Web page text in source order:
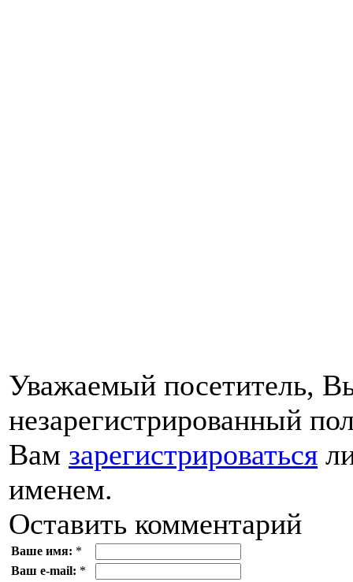
Уважаемый посетитель,
незарегистрированный
Вам зарегистрироваться
именем.
Оставить комментарий
Ваше имя: *
Ваш e-mail: *